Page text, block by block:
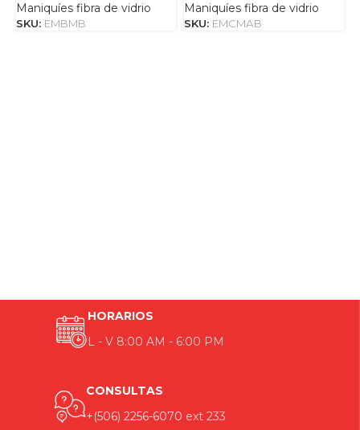
Maniquíes fibra de vidrio
SKU: EMBMB
Maniquíes fibra de vidrio
SKU: EMCMAB
HORARIOS
L - V 8:00 AM - 6:00 PM
CONSULTAS
+(506) 2256-6070 ext 233